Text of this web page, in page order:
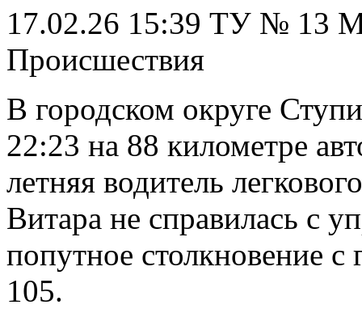
17.02.26 15:39 ТУ № 13
Происшествия
В городском округе
22:23 на 88 километре
летняя водитель
Витара не справилась с
попутное столкновение
105.